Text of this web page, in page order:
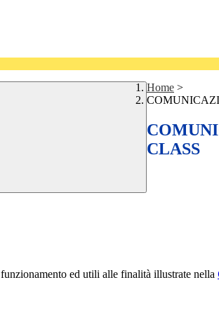
Home >
CLASS
ed utili alle finalità illustrate nella